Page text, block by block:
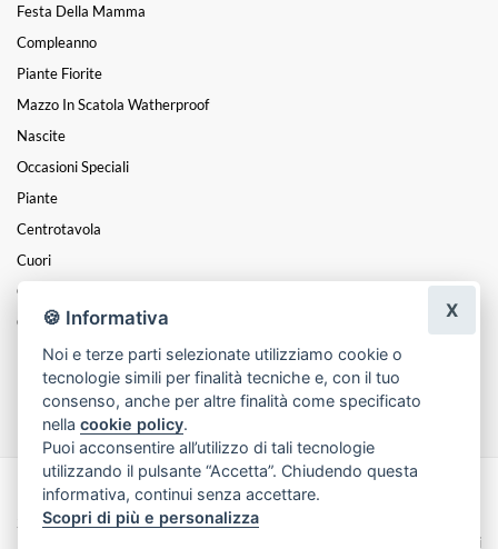
Festa Della Mamma
Compleanno
Piante Fiorite
Mazzo In Scatola Watherproof
Nascite
Occasioni Speciali
Piante
Centrotavola
Cuori
Composizioni
Cesti
Mazzi
Funebre
Made with byInfoser.it- Realizzazione Siti ecommerce per Fioristi
2026
Termini e Condizioni
🍪 Informativa
Noi e terze parti selezionate utilizziamo cookie o
tecnologie simili per finalità tecniche e, con il tuo
consenso, anche per altre finalità come specificato
nellacookie policy.
Puoi acconsentire all’utilizzo di tali tecnologie
utilizzando il pulsante “Accetta”. Chiudendo questa
informativa, continui senza accettare.
Scopri di più e personalizza
X